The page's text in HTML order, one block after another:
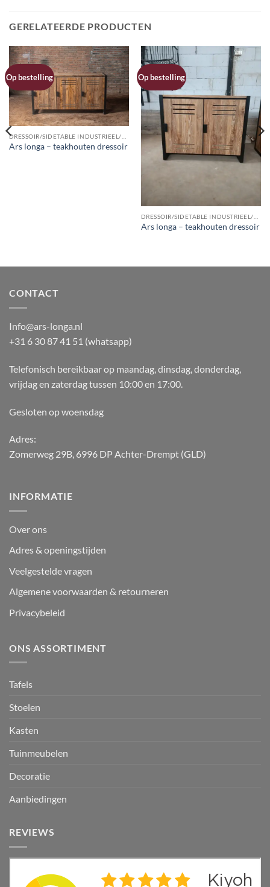
GERELATEERDE PRODUCTEN
Op bestelling
Ars longa – teakhouten dressoir
Op bestelling
Ars longa – teakhouten dressoir
CONTACT
Info@ars-longa.nl
+31 6 30 87 41 51 (whatsapp)
Telefonisch bereikbaar op maandag, dinsdag, donderdag,
vrijdag en zaterdag tussen 10:00 en 17:00.
Gesloten op woensdag
Adres:
Zomerweg 29B, 6996 DP Achter-Drempt (GLD)
INFORMATIE
Over ons
Adres & openingstijden
Veelgestelde vragen
Algemene voorwaarden & retourneren
Privacybeleid
ONS ASSORTIMENT
Tafels
Stoelen
Kasten
Tuinmeubelen
Decoratie
Aanbiedingen
REVIEWS